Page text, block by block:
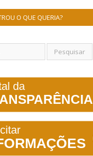
O QUE QUERIA?
da